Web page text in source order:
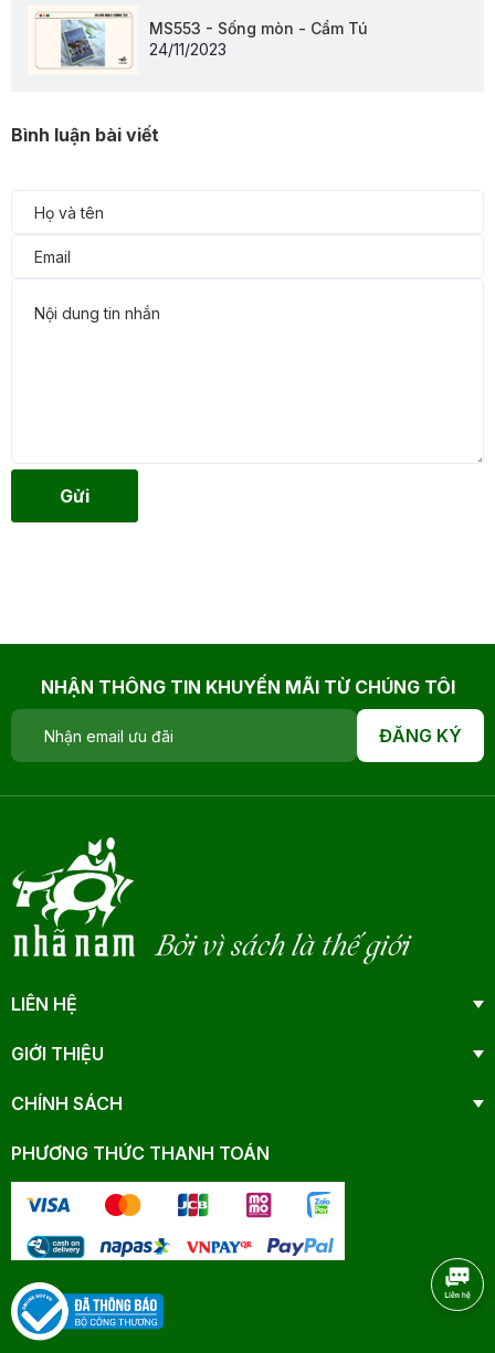
MS553 - Sống mòn - Cẩm Tú
24/11/2023
Bình luận bài viết
Gửi
NHẬN THÔNG TIN KHUYẾN MÃI TỪ CHÚNG TÔI
ĐĂNG KÝ
Bởi vì sách là thế giới
LIÊN HỆ
GIỚI THIỆU
CHÍNH SÁCH
PHƯƠNG THỨC THANH TOÁN